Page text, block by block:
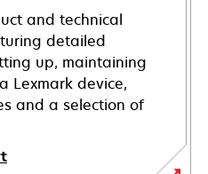
and technical
detailed
up, maintaining
Lexmark device,
and a selection of